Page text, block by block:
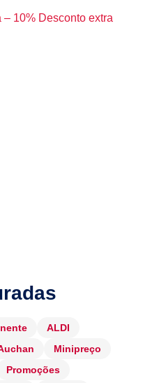
10% Desconto extra
ALDI
Minipreço
Promoções